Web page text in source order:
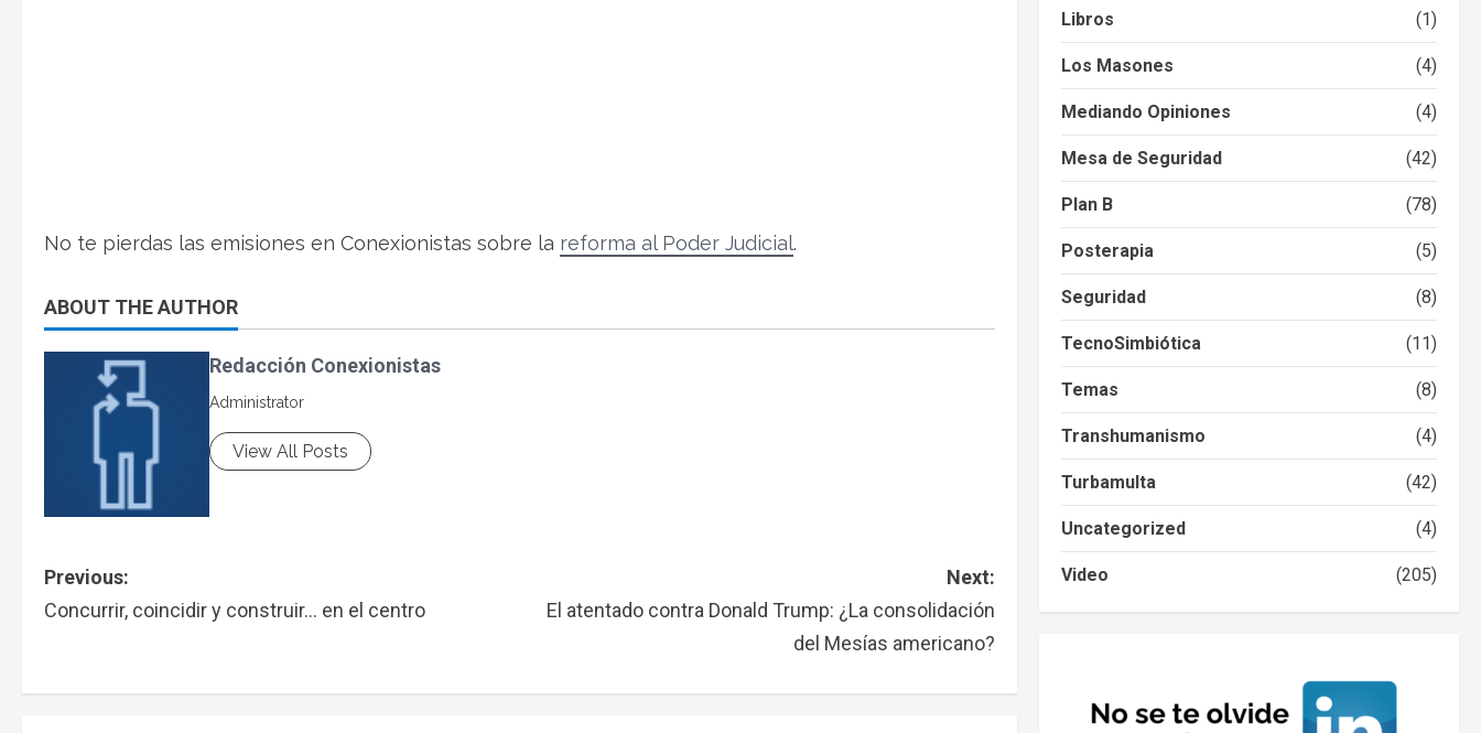
No te pierdas las emisiones en Conexionistas sobre la reforma al Poder Judicial.
ABOUT THE AUTHOR
Redacción Conexionistas
Administrator
View All Posts
Previous:
Concurrir, coincidir y construir… en el centro
Next:
El atentado contra Donald Trump: ¿La consolidación
del Mesías americano?
Libros (1)
Los Masones (4)
Mediando Opiniones (4)
Mesa de Seguridad (42)
Plan B (78)
Posterapia (5)
Seguridad (8)
TecnoSimbiótica (11)
Temas (8)
Transhumanismo (4)
Turbamulta (42)
Uncategorized (4)
Video (205)